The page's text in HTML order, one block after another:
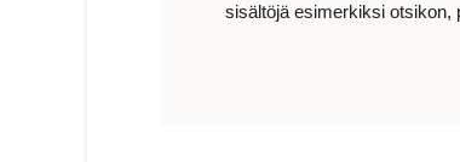
sisältöjä esimerkiksi otsikon,